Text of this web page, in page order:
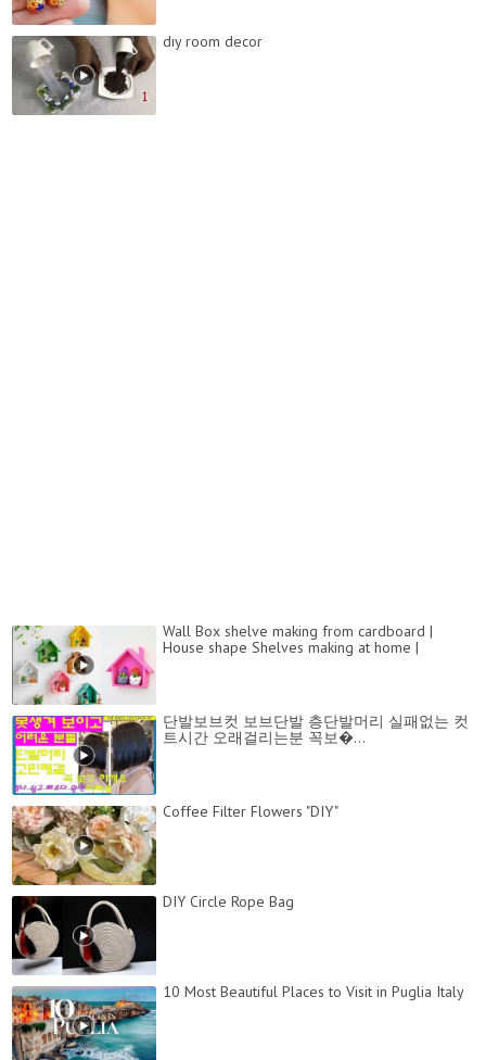
dıy room decor
Wall Box shelve making from cardboard |
House shape Shelves making at home |
단발보브컷 보브단발 층단발머리 실패없는 컷
트시간 오래걸리는분 꼭보�...
Coffee Filter Flowers "DIY"
DIY Circle Rope Bag
10 Most Beautiful Places to Visit in Puglia Italy